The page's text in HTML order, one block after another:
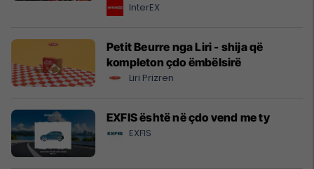
InterEX
Petit Beurre nga Liri - shija që
kompleton çdo ëmbëlsirë
Liri Prizren
EXFIS është në çdo vend me ty
EXFIS